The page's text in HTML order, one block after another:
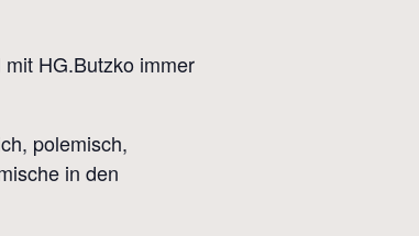
HG.Butzko immer
polemisch,
in den